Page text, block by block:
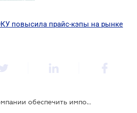
повысила прайс-кэпы на рынке
Кабмин обязал госкомпании обеспечить импорт электроэнергии